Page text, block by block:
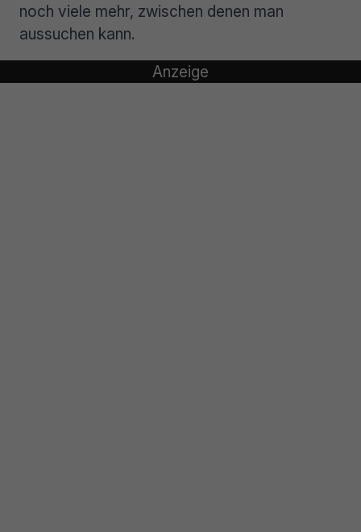
noch viele mehr, zwischen denen man
aussuchen kann.